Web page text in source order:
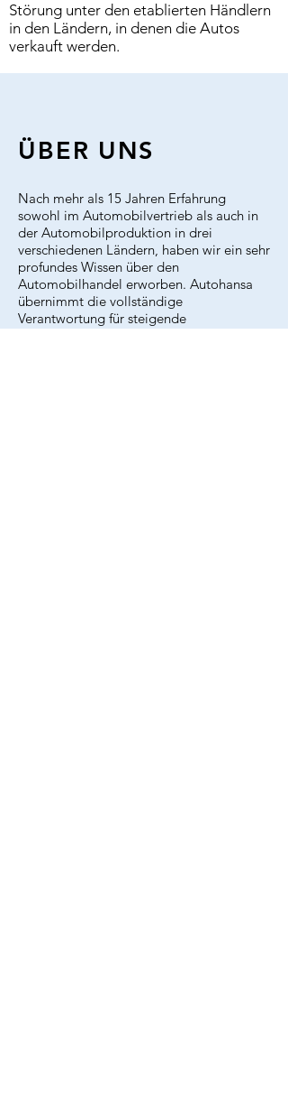
Störung unter den etablierten Händlern
in den Ländern, in denen die Autos
verkauft werden.​
ÜBER UNS
Nach mehr als 15 Jahren Erfahrung
sowohl im Automobilvertrieb als auch in
der Automobilproduktion in drei
verschiedenen Ländern, haben wir ein sehr
profundes Wissen über den
Automobilhandel erworben. Autohansa
übernimmt die vollständige
Verantwortung für steigende